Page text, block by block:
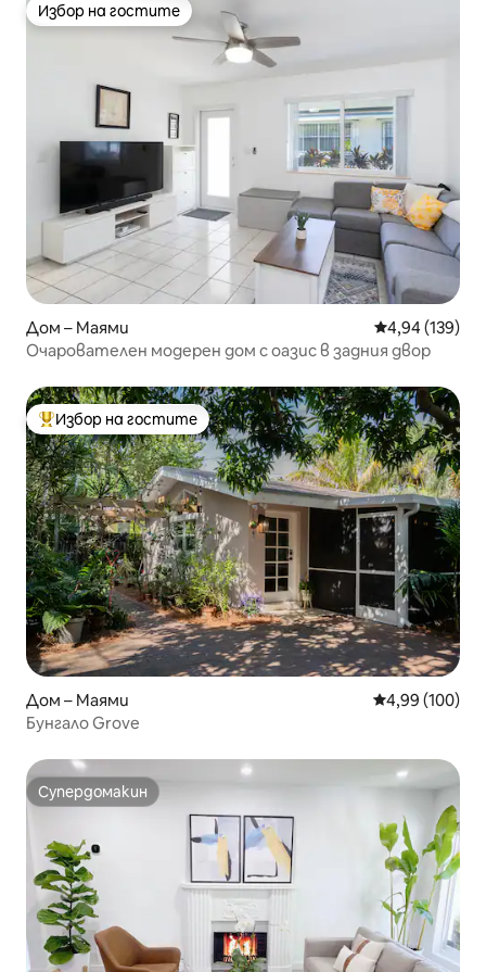
Избор на гостите
Избор на гостите
Дом – Маями Средна
4,94 (139)
Очарователен модерен дом с оазис в задния двор
Най-популярен избор на гостите
Избор на гостите
Дом – Маями Средна
4,99 (100)
Бунгало Grove
Супердомакин
Супердомакин